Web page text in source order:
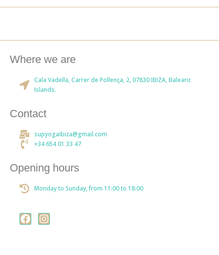
Where we are
Cala Vadella, Carrer de Pollença, 2, 07830 IBIZA, Balearic
Islands.
Contact
supyogaibiza@gmail.com
+34 654 01 33 47
Opening hours
Monday to Sunday, from 11:00 to 18:00